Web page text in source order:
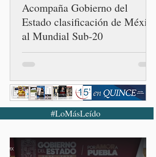
Acompaña Gobierno del
Estado clasificación de México
al Mundial Sub-20
#LoMásLeído